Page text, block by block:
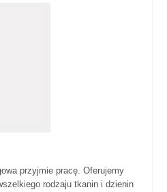
przyjmie pracę. Oferujemy
rodzaju tkanin i dzienin